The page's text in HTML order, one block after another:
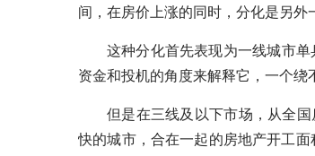
间，在房价上涨的同时，分化是另外
这种分化首先表现为一线城市
资金和投机的角度来解释它，一个绕
但是在三线及以下市场，从全
快的城市，合在一起的房地产开工面